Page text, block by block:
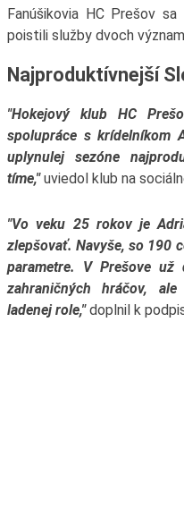
Fanúšikovia HC Prešov
poistili služby dvoch
Najproduktívnejší
"Hokejový klub HC
spolupráce s krídelníkom
uplynulej sezóne
tíme,"uviedol klub na
"Vo veku 25 rokov je
zlepšovať. Navyše, so 190
parametre. V Prešove
zahraničných hráčov,
ladenej role,"doplnil k